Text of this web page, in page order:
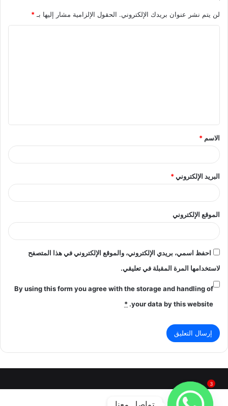
لن يتم نشر عنوان بريدك الإلكتروني. الحقول الإلزامية مشار إليها بـ*
ق
*
الاسم *
البريد الإلكتروني*
الموقع الإلكتروني
احفظ اسمي، بريدي الإلكتروني، والموقع الإلكتروني في هذا المتصفح
لاستخدامها المرة المقبلة في تعليقي.
By using this form you agree with the storage and handling of
your data by this website.
*
3